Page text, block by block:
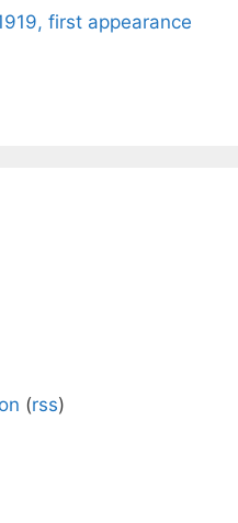
first appearance
(rss)